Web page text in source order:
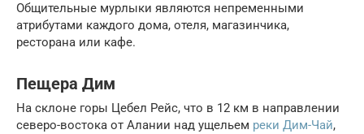
Общительные мурлыки являются непременными
атрибутами каждого дома, отеля, магазинчика,
ресторана или кафе.
Пещера Дим
На склоне горы Цебел Рейс, что в 12 км в направлении
северо-востока от Алании над ущельем реки Дим-Чай,